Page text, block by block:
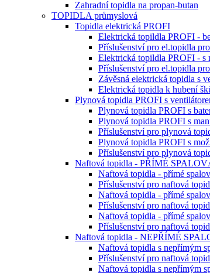
Zahradní topidla na propan-butan
TOPIDLA průmyslová
Topidla elektrická PROFI
Elektrická topildla PROFI -
Příslušenství pro el.topidla
Elektrická topildla PROFI - s
Příslušenství pro el.topidla
Závěsná elektrická topidla s
Elektrická topidla k hubení
Plynová topidla PROFI s
Plynová topidla PROFI s
Plynová topidla PROFI s
Příslušenství pro plynová
Plynová topidla PROFI s
Příslušenství pro plynová
Naftová topidla - PŘÍMÉ
Naftová topidla - přímé
Příslušenství pro naftová
Naftová topidla - přímé
Příslušenství pro naftová
Naftová topidla - přímé
Příslušenství pro naftová
Naftová topidla - NEPŘÍMÉ
Naftová topidla s nepřímým
Příslušenství pro naftová
Naftová topidla s nepřímým